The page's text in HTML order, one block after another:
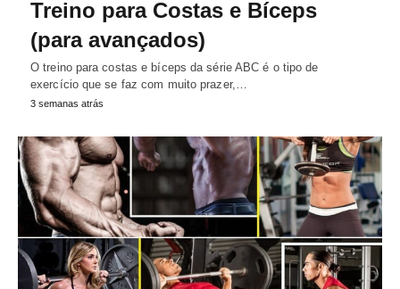
Treino para Costas e Bíceps
(para avançados)
O treino para costas e bíceps da série ABC é o tipo de
exercício que se faz com muito prazer,…
3 semanas atrás